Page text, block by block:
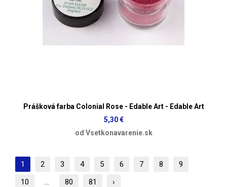
Prášková farba Colonial Rose - Edable Art - Edable Art
5,30 €
od Vsetkonavarenie.sk
1 2 3 4 5 6 7 8
9
10
... 80 81 ›